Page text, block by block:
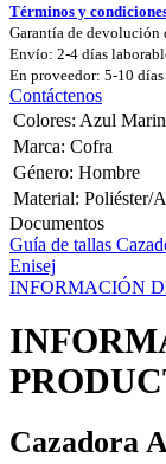
Términos y
Garantía de devolución
Envío: 2-4 días
En proveedor: 5-10
Contáctenos
Colores: Azul
Marca: Cofra
Género: Hombre
Material: Poliéster/
Documentos
Guía de tallas
Enisej
INFORMACIÓN
Cazadora